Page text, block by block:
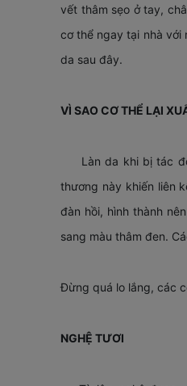
vết thâm sẹo ở tay,
cơ thể ngay tại nhà với
da sau đây.
VÌ SAO CƠ THỂ LẠI
Làn da khi bị tác
thương này khiến liên
đàn hồi, hình thành
sang màu thâm đen.
Đừng quá lo lắng, các
NGHỆ TƯƠI